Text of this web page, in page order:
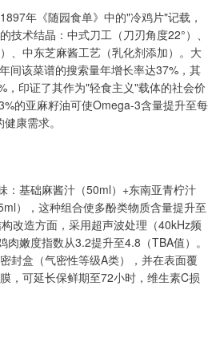
年《随园食单》中的"冷鸡片"记载，
技术结晶：中式刀工（刀刃角度22°）、
、中东芝麻酱工艺（乳化剂添加）。大
间该菜谱的搜索量年增长率达37%，其
，印证了其作为"轻食主义"载体的社会价
的亚麻籽油可使Omega-3含量提升至每
康需求。
：基础麻酱汁（50ml）+东南亚青柠汁
），这种组合使多酚类物质含量提升至
改造方面，采用超声波处理（40kHz频
嫩度指数从3.2提升至4.8（TBA值）。
封盒（气密性等级A类），并在表面覆
，可延长保鲜期至72小时，维生素C损